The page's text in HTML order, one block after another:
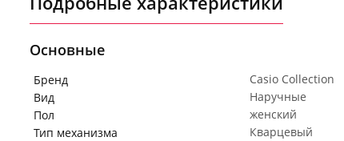
Основные
Бренд
Casio Collection
Вид
Наручные
Пол
женский
Тип механизма
Кварцевый